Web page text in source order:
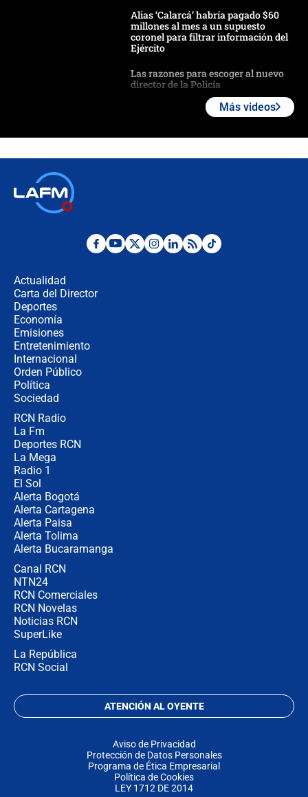
Alias ‘Calarcá’ habría pagado $60
millones al mes a un supuesto
coronel para filtrar información del
Ejército
Las razones para escoger al nuevo
director de la Policía
futuro les espera a las cabalgatas en
"No hubo fraude ni posibilidad de
Más videos
Actualidad
Carta del Director
Deportes
Economía
Emisiones
Entretenimiento
Internacional
Orden Público
Política
Sociedad
RCN Radio
La Fm
Deportes RCN
La Mega
Radio 1
El Sol
Alerta Bogotá
Alerta Cartagena
Alerta Paisa
Alerta Tolima
Alerta Bucaramanga
Canal RCN
NTN24
RCN Comerciales
RCN Novelas
Noticias RCN
SuperLike
La República
RCN Social
ATENCIÓN AL OYENTE
Aviso de Privacidad
Protección de Datos Personales
Programa de Ética Empresarial
Política de Cookies
LEY 1712 DE 2014